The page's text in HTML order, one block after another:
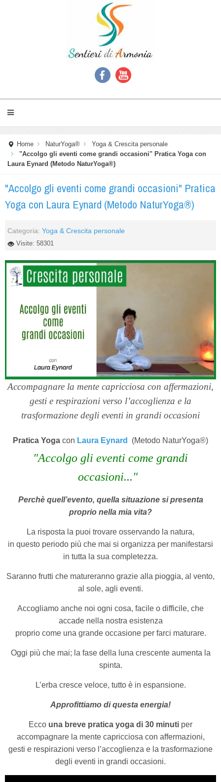
Home NaturYoga®
Yoga & Crescita personale
"Accolgo gli eventi come grandi occasioni" Pratica Yoga con
Laura Eynard (Metodo NaturYoga®)
"Accolgo gli eventi come grandi occasioni" Pratica
Yoga con Laura Eynard (Metodo NaturYoga®)
Categoria: Yoga & Crescita personale
Visite: 58301
Accompagnare la mente capricciosa con affermazioni,
gesti e respirazioni verso l’accoglienza e la
trasformazione degli eventi in grandi occasioni
Pratica Yoga con Laura Eynard (Metodo NaturYoga®)
"Accolgo gli eventi come grandi
occasioni..."
Perchè quell’evento, quella situazione si presenta
proprio nella mia vita?
La risposta la puoi trovare osservando la natura,
in questo periodo più che mai si organizza per manifestarsi
in tutta la sua completezza.
Saranno frutti che matureranno grazie alla pioggia, al vento,
al sole, agli eventi.
Accogliamo anche noi ogni cosa, facile o difficile, che
accade nella nostra esistenza
proprio come una grande occasione per farci maturare.
Oggi più che mai; la fase della luna crescente aumenta la
spinta.
L’erba cresce veloce, tutto è in espansione.
Approfittiamo di questa energia!
Ecco una breve pratica yoga di 30 minuti per
accompagnare la mente capricciosa con affermazioni,
gesti e respirazioni verso l’accoglienza e la trasformazione
degli eventi in grandi occasioni.